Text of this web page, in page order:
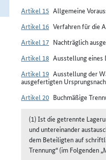
Artikel 15 Allgemeine
Artikel 16 Verfahren für die
Artikel 17 Nachträglich
Artikel 18 Ausstellung eines
Artikel 19 Ausstellung der
ausgefertigten
Artikel 20 Buchmäßige
(1) Ist die getrennte
und untereinander
dem Beteiligten auf
Trennung“ (im Folgenden